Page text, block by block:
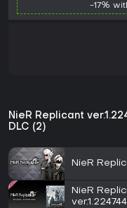
-17%
NieR Replicant
DLC (2)
NieR
NieR